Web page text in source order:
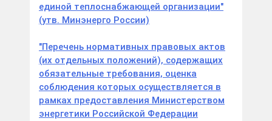
единой теплоснабжающей организации"
(утв. Минэнерго России)
"Перечень нормативных правовых актов
(их отдельных положений), содержащих
обязательные требования, оценка
соблюдения которых осуществляется в
рамках предоставления Министерством
энергетики Российской Федерации